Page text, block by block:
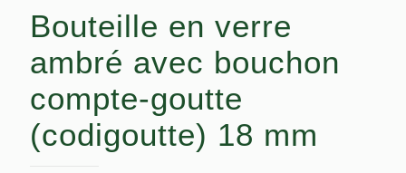
Bouteille en verre
ambré avec bouchon
compte-goutte
(codigoutte) 18 mm